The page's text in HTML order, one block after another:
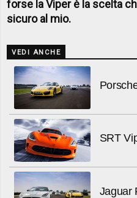
forse la Viper è la scelta
sicuro al mio.
VEDI ANCHE
SRT
Jaguar